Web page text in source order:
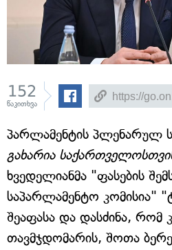
152
წაკითხვა
პარლამენტის პლენარულ
გახარია
ხვედელიანმა "ფასების
საპარლამენტო კომისია"
შეაფასა და დასძინა, რომ
თავმჯდომარის, შოთა